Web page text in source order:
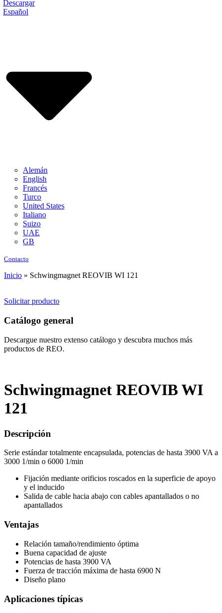
Descargar
Español
Alemán
English
Francés
Turco
United States
Italiano
Suizo
UAE
GB
Contacto
Inicio » Schwingmagnet REOVIB WI 121
Solicitar producto
Catálogo general
Descargue nuestro extenso catálogo y descubra muchos más
productos de REO.
Schwingmagnet REOVIB WI
121
Descripción
Serie estándar totalmente encapsulada, potencias de hasta 3900 VA a
3000 1/min o 6000 1/min
Fijación mediante orificios roscados en la superficie de apoyo
y el inducido
Salida de cable hacia abajo con cables apantallados o no
apantallados
Ventajas
Relación tamaño/rendimiento óptima
Buena capacidad de ajuste
Potencias de hasta 3900 VA
Fuerza de tracción máxima de hasta 6900 N
Diseño plano
Aplicaciones típicas